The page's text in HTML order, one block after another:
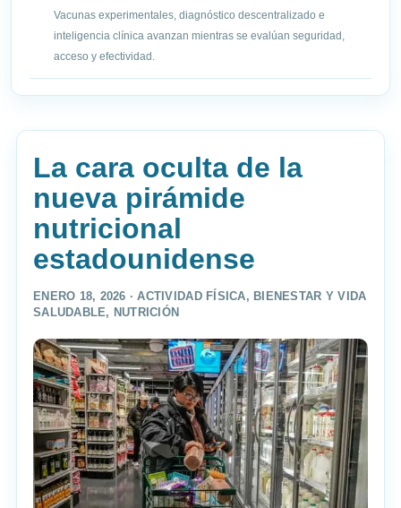
Vacunas experimentales, diagnóstico descentralizado e
inteligencia clínica avanzan mientras se evalúan seguridad,
acceso y efectividad.
La cara oculta de la
nueva pirámide
nutricional
estadounidense
ENERO 18, 2026 ·ACTIVIDAD FÍSICA, BIENESTAR Y VIDA
SALUDABLE, NUTRICIÓN